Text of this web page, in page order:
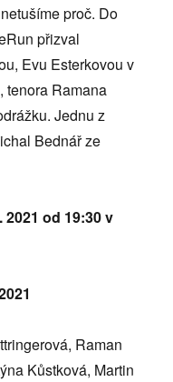
proč. Do
přizval
Evu Esterkovou v
tenora Ramana
Jednu z
Bednář ze
2021 od 19:30 v
Raman
Kůstková, Martin